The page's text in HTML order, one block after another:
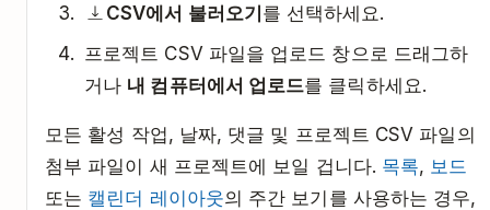
CSV에서 불러오기를 선택하세요.
프로젝트 CSV 파일을 업로드 창으로 드래그하
거나 내 컴퓨터에서 업로드를 클릭하세요.
모든 활성 작업, 날짜, 댓글 및 프로젝트 CSV 파일의
첨부 파일이 새 프로젝트에 보일 겁니다. 목록, 보드
또는 캘린더 레이아웃의 주간 보기를 사용하는 경우,